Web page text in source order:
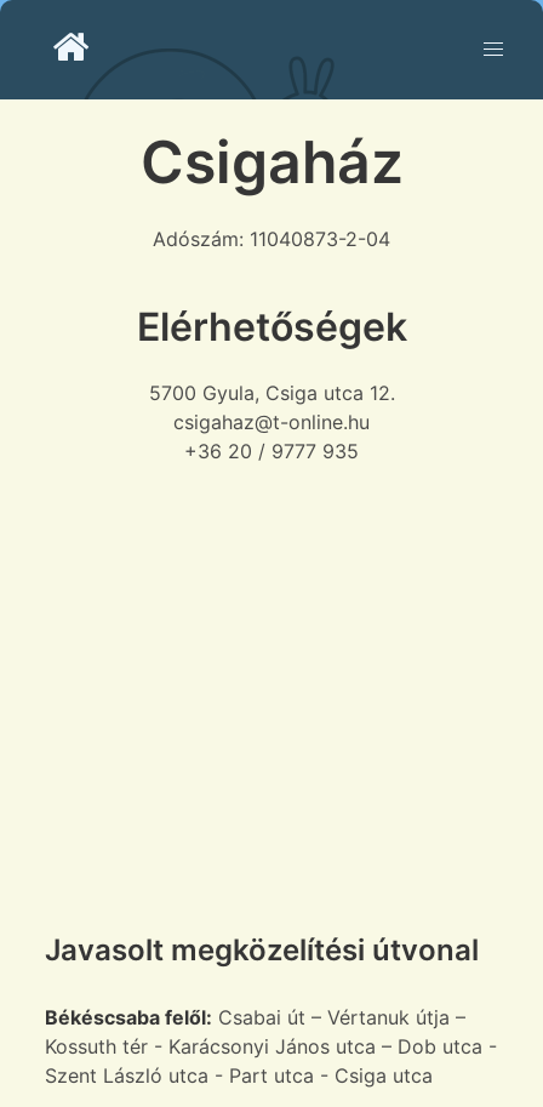
Csigaház
Adószám: 11040873-2-04
Elérhetőségek
5700 Gyula, Csiga utca 12.
csigahaz@t-online.hu
+36 20 / 9777 935‬
Javasolt megközelítési útvonal
Békéscsaba felől: Csabai út – Vértanuk útja –
Kossuth tér - Karácsonyi János utca – Dob utca -
Szent László utca - Part utca - Csiga utca